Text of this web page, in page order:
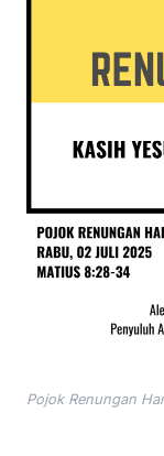
Pojok Renungan